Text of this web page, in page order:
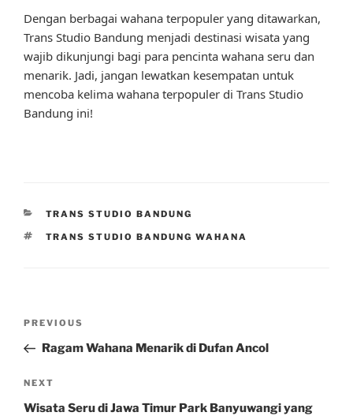
Dengan berbagai wahana terpopuler yang ditawarkan,
Trans Studio Bandung menjadi destinasi wisata yang
wajib dikunjungi bagi para pencinta wahana seru dan
menarik. Jadi, jangan lewatkan kesempatan untuk
mencoba kelima wahana terpopuler di Trans Studio
Bandung ini!
CATEGORIES
TRANS STUDIO BANDUNG
TAGS
TRANS STUDIO BANDUNG WAHANA
Previous
Post
PREVIOUS
Ragam Wahana Menarik di Dufan Ancol
Next
Post
NEXT
Wisata Seru di Jawa Timur Park Banyuwangi yang